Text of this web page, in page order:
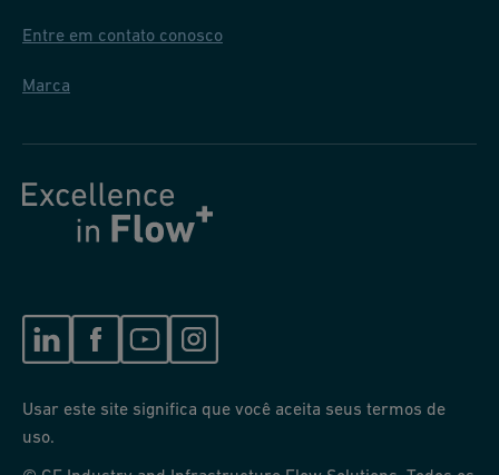
Entre em contato conosco
Marca
Usar este site significa que você aceita seus termos de
uso.